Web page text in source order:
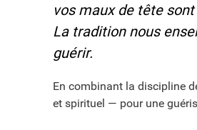
vos maux de tête
La tradition nous
guérir.
En combinant la discipline
et spirituel — pour une